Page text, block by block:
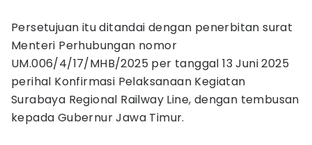
Persetujuan itu ditandai dengan penerbitan surat
Menteri Perhubungan nomor
UM.006/4/17/MHB/2025 per tanggal 13 Juni 2025
perihal Konfirmasi Pelaksanaan Kegiatan
Surabaya Regional Railway Line, dengan tembusan
kepada Gubernur Jawa Timur.